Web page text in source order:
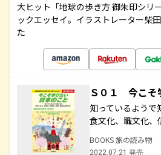
大ヒット「地球の歩き方 御朱印シリ
ックエッセイ。イラストレーター柴
た
Ｓ０１ 今こそ
知っているよう
食文化、職文化、
BOOKS 旅の読み物
2022.07.21 発売